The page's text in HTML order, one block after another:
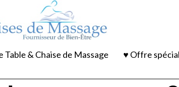
Table & Chaise de Massage ♥ Offre